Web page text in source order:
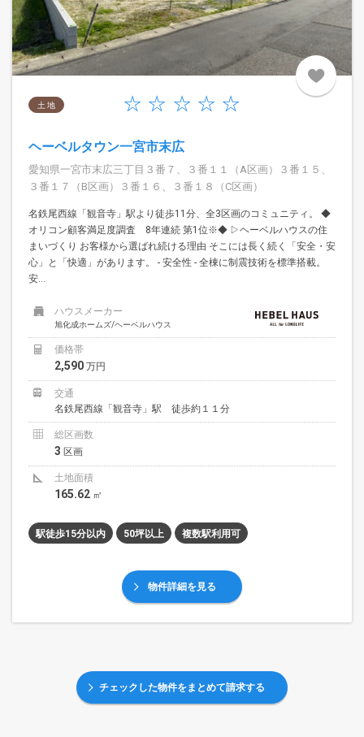
土 地
ヘーベルタウン一宮市末広
愛知県一宮市末広三丁目３番７、３番１１（A区画）３番１５、
３番１７（B区画）３番１６、３番１８（C区画）
名鉄尾西線「観音寺」駅より徒歩11分、全3区画のコミュニティ。 ◆
オリコン顧客満足度調査 8年連続 第1位※◆ ▷ヘーベルハウスの住
まいづくり お客様から選ばれ続ける理由 そこには長く続く「安全・安
心」と「快適」があります。 - 安全性 - 全棟に制震技術を標準搭載。
安...
ハウスメーカー
旭化成ホームズ/ヘーベルハウス
価格帯
2,590 万円
交通
名鉄尾西線「観音寺」駅 徒歩約１１分
総区画数
3 区画
土地面積
165.62 ㎡
駅徒歩15分以内 50坪以上 複数駅利用可
物件詳細を見る
チェックした物件をまとめて請求する